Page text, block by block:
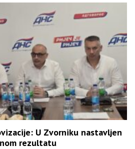
U Zvorniku nastavljen
rezultatu